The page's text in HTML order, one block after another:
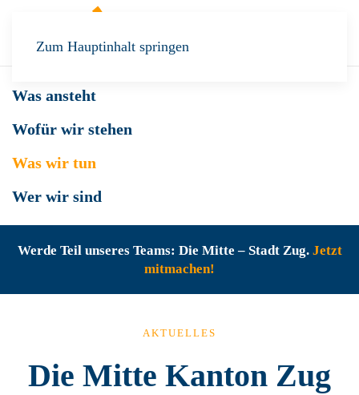
Zum Hauptinhalt springen
Was ansteht
Wofür wir stehen
Was wir tun
Wer wir sind
Werde Teil unseres Teams: Die Mitte – Stadt Zug. Jetzt
mitmachen!
AKTUELLES
Die Mitte Kanton Zug